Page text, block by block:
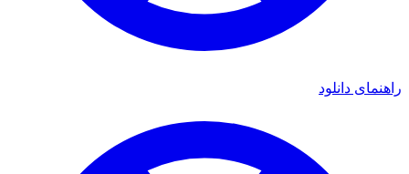
راهنمای دانلود